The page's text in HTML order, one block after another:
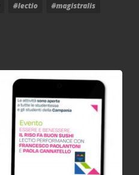
#lectio #magistralis